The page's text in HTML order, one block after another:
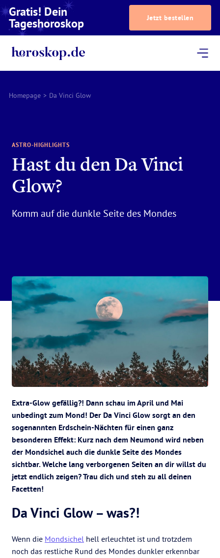
Gratis! Dein
Tageshoroskop Jetzt bestellen
Homepage > Da Vinci Glow
ASTRO-HIGHLIGHTS
Hast du den Da Vinci
Glow?
Komm auf die dunkle Seite des Mondes
Extra-Glow gefällig?! Dann schau im April und Mai
unbedingt zum Mond! Der Da Vinci Glow sorgt an den
sogenannten Erdschein-Nächten für einen ganz
besonderen Effekt: Kurz nach dem Neumond wird neben
der Mondsichel auch die dunkle Seite des Mondes
sichtbar. Welche lang verborgenen Seiten an dir willst du
jetzt endlich zeigen? Trau dich und steh zu all deinen
Facetten!
Da Vinci Glow – was?!
Wenn die Mondsichel hell erleuchtet ist und trotzdem
noch das restliche Rund des Mondes dunkler erkennbar